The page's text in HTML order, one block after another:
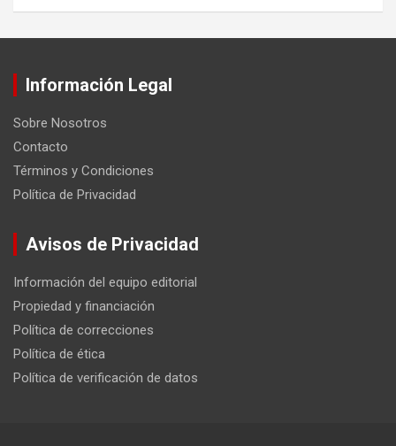
Información Legal
Sobre Nosotros
Contacto
Términos y Condiciones
Política de Privacidad
Avisos de Privacidad
Información del equipo editorial
Propiedad y financiación
Política de correcciones
Política de ética
Política de verificación de datos